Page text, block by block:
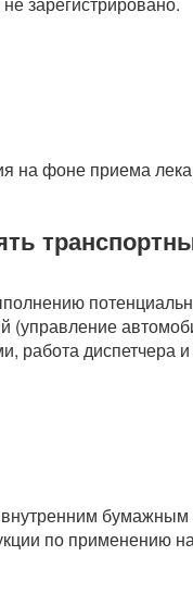
на фоне приема
(управление
работа диспетчера и
внутренним
по применению